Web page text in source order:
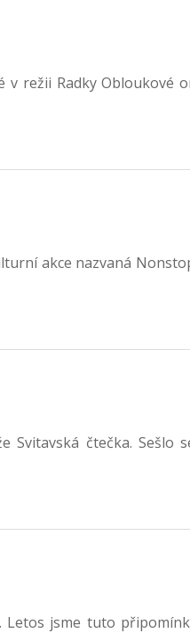
režii Radky Obloukové
akce nazvaná
čtečka. Sešlo
jsme tuto